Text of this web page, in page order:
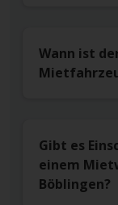
Wann ist
Gibt es
einem
Böblingen?